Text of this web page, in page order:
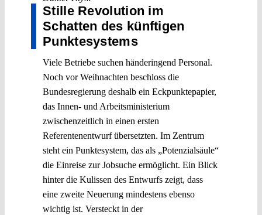
Stille Revolution im
Schatten des künftigen
Punktesystems
Viele Betriebe suchen händeringend Personal.
Noch vor Weihnachten beschloss die
Bundesregierung deshalb ein Eckpunktepapier,
das Innen- und Arbeitsministerium
zwischenzeitlich in einen ersten
Referentenentwurf übersetzten. Im Zentrum
steht ein Punktesystem, das als „Potenzialsäule“
die Einreise zur Jobsuche ermöglicht. Ein Blick
hinter die Kulissen des Entwurfs zeigt, dass
eine zweite Neuerung mindestens ebenso
wichtig ist. Versteckt in der